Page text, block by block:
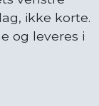
ikke korte.
og leveres i